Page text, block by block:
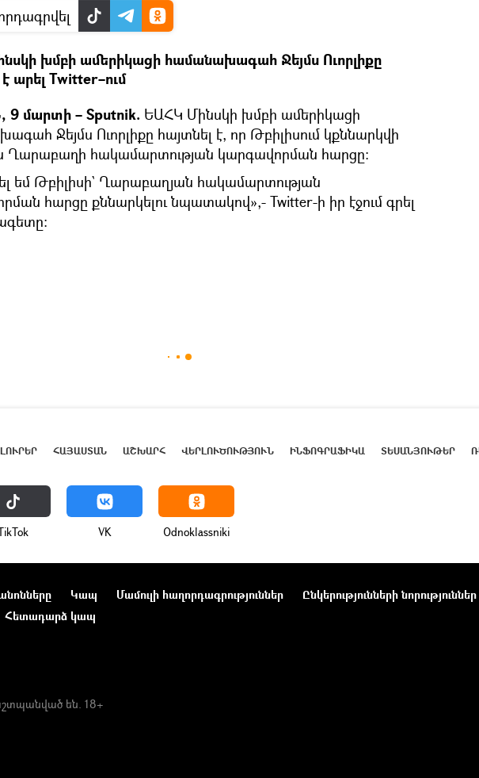
խմբի ամերիկացի համանախագահ Ջեյմս Ուորլիքը
արել Twitter–ում
մարտի – Sputnik. ԵԱՀԿ Մինսկի խմբի ամերիկացի
Ջեյմս Ուորլիքը հայտնել է, որ Թբիլիսում կքննարկվի
Ղարաբաղի հակամարտության կարգավորման հարցը:
եմ Թբիլիսի` Ղարաբաղյան հակամարտության
հարցը քննարկելու նպատակով»,- Twitter-ի իր էջում գրել
ԼՈՒՐԵՐ ՀԱՅԱՍՏԱՆ ԱՇԽԱՐՀ ՎԵՐԼՈՒԾՈՒԹՅՈՒՆ ԻՆՖՈԳՐԱՖԻԿԱ ՏԵՍԱՆՅՈՒԹԵՐ
VK Odnoklassniki
Կապ Մամուլի հաղորդագրություններ Ընկերությունների նորություններ
Հետադարձ կապ
են. 18+